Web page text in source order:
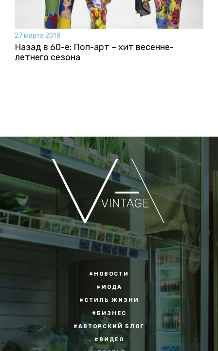
27 марта 2018
Назад в 60-е: Поп-арт – хит весенне-
летнего сезона
#НОВОСТИ
#МОДА
#СТИЛЬ ЖИЗНИ
#БИЗНЕС
#АВТОРСКИЙ БЛОГ
#ВИДЕО